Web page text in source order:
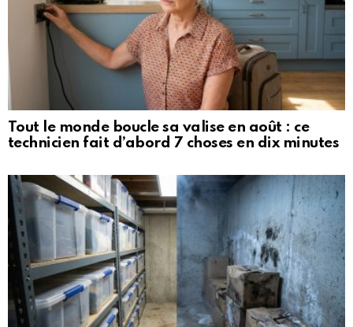
Tout le monde boucle sa valise en août : ce
technicien fait d’abord 7 choses en dix minutes